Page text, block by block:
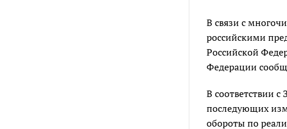
В связи с
российскими
Российской
Федерации
В соответствии
последующих
обороты по